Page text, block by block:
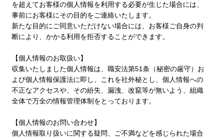
を超えてお客様の個人情報を利用する必要が生じた場合には、
事前にお客様にその目的をご連絡いたします。
新たな目的にご同意いただけない場合には、お客様ご自身の判
断により、かかる利用を拒否することができます。
【個人情報のお取扱い】
収集いたしました個人情報は、職安法第51条（秘密の厳守）お
よび個人情報保護法に即し、これを社外秘とし、個人情報への
不正なアクセスや、その紛失、漏洩、改竄等が無いよう、組織
全体で万全の情報管理体制をとっております。
【個人情報のお問い合わせ】
個人情報取り扱いに関する疑問、ご不満などを感じられた場合